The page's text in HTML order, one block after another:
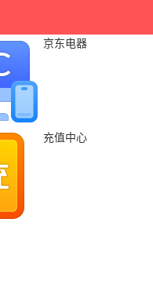
京东电器
充值中心